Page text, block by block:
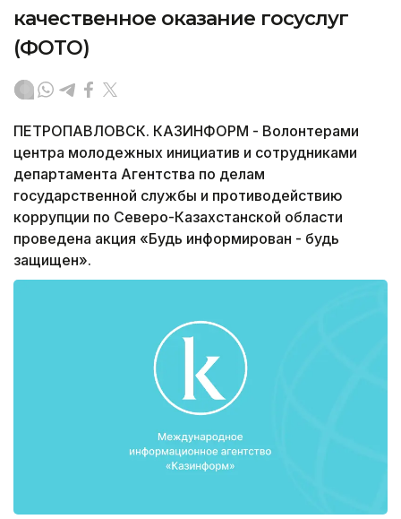
качественное оказание госуслуг
(ФОТО)
ПЕТРОПАВЛОВСК. КАЗИНФОРМ - Волонтерами
центра молодежных инициатив и сотрудниками
департамента Агентства по делам
государственной службы и противодействию
коррупции по Северо-Казахстанской области
проведена акция «Будь информирован - будь
защищен».